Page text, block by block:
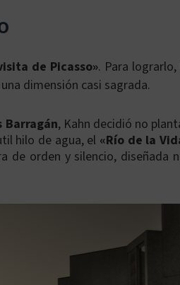
de Picasso». Para
dimensión casi sagrada.
Barragán, Kahn decidió no
hilo de agua, el «Río de la
orden y silencio, diseñada